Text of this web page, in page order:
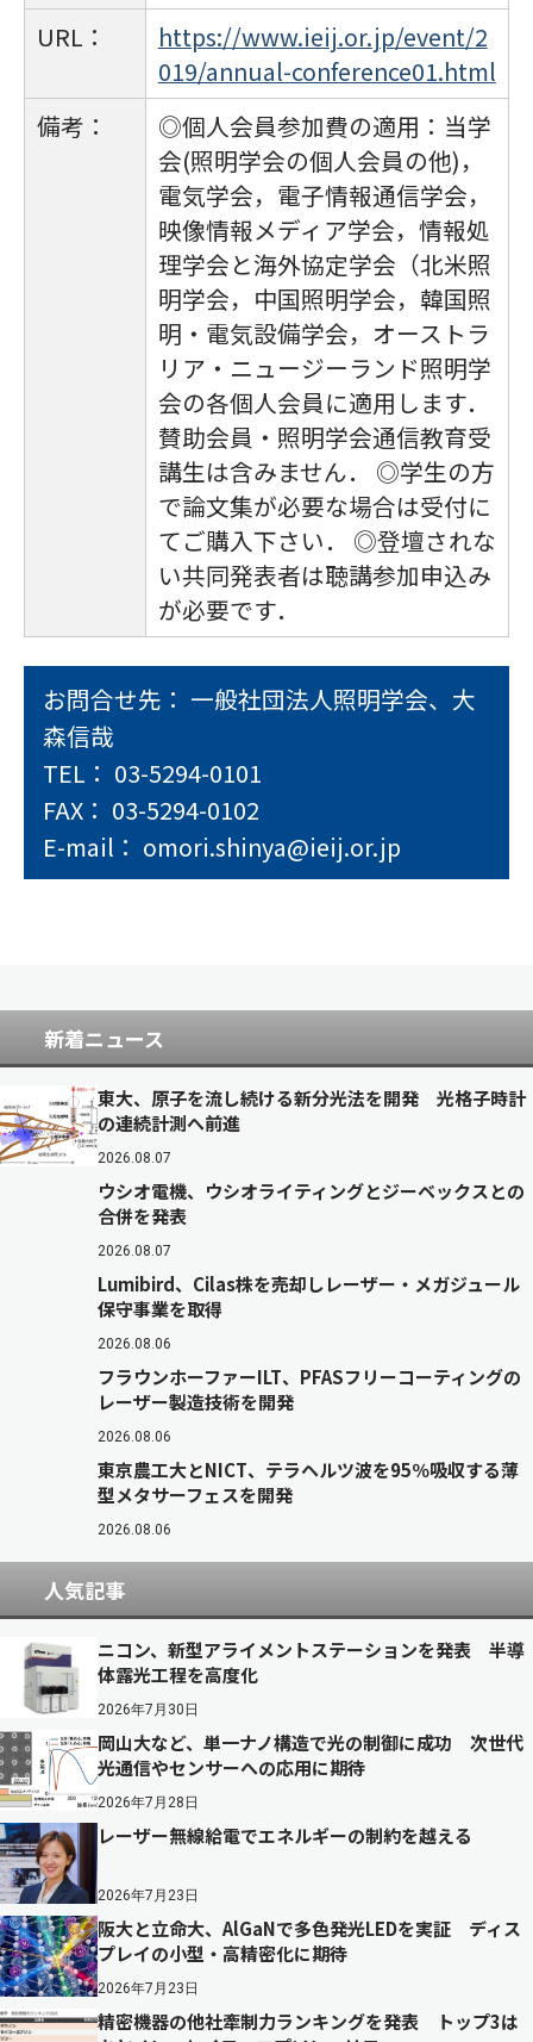
URL：
https://www.ieij.or.jp/event/2
019/annual-conference01.html
備考：
◎個人会員参加費の適用：当学
会(照明学会の個人会員の他)，
電気学会，電子情報通信学会，
映像情報メディア学会，情報処
理学会と海外協定学会（北米照
明学会，中国照明学会，韓国照
明・電気設備学会，オーストラ
リア・ニュージーランド照明学
会の各個人会員に適用します．
賛助会員・照明学会通信教育受
講生は含みません． ◎学生の方
で論文集が必要な場合は受付に
てご購入下さい． ◎登壇されな
い共同発表者は聴講参加申込み
が必要です．
お問合せ先： 一般社団法人照明学会、大
森信哉
TEL： 03-5294-0101
FAX： 03-5294-0102
E-mail： omori.shinya@ieij.or.jp
新着ニュース
東大、原子を流し続ける新分光法を開発 光格子時計
の連続計測へ前進
2026.08.07
ウシオ電機、ウシオライティングとジーベックスとの
合併を発表
2026.08.07
Lumibird、Cilas株を売却しレーザー・メガジュール
保守事業を取得
2026.08.06
フラウンホーファーILT、PFASフリーコーティングの
レーザー製造技術を開発
2026.08.06
東京農工大とNICT、テラヘルツ波を95％吸収する薄
型メタサーフェスを開発
2026.08.06
人気記事
ニコン、新型アライメントステーションを発表 半導
体露光工程を高度化
2026年7月30日
岡山大など、単一ナノ構造で光の制御に成功 次世代
光通信やセンサーへの応用に期待
2026年7月28日
レーザー無線給電でエネルギーの制約を越える
2026年7月23日
阪大と立命大、AlGaNで多色発光LEDを実証 ディス
プレイの小型・高精密化に期待
2026年7月23日
精密機器の他社牽制力ランキングを発表 トップ3は